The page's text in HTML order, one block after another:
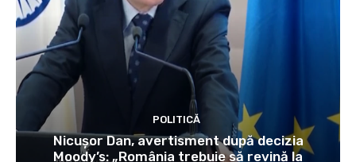
POLITICĂ
Nicușor Dan, avertisment după decizia
Moody’s: „România trebuie să revină la